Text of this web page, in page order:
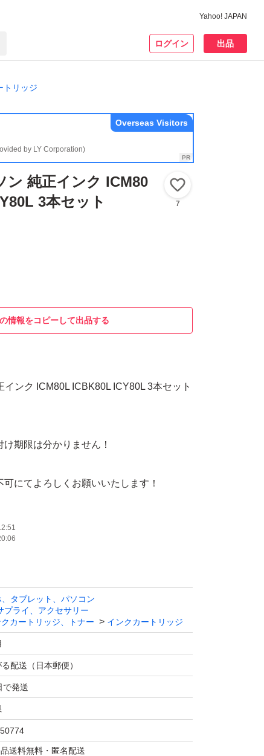
Yahoo! JAPAN
ログイン 出品
トリッジ
by LY Corporation)
Overseas Visitors
ン 純正インク ICM80
3本セット
7
情報をコピーして出品する
インク ICM80L ICBK80L ICY80L 3本セット
期限は分かりません！
にてよろしくお願いいたします！
、タブレット、パソコン
プライ、アクセサリー
カートリッジ、トナー
インクカートリッジ
配送（日本郵便）
で発送
送料無料・匿名配送